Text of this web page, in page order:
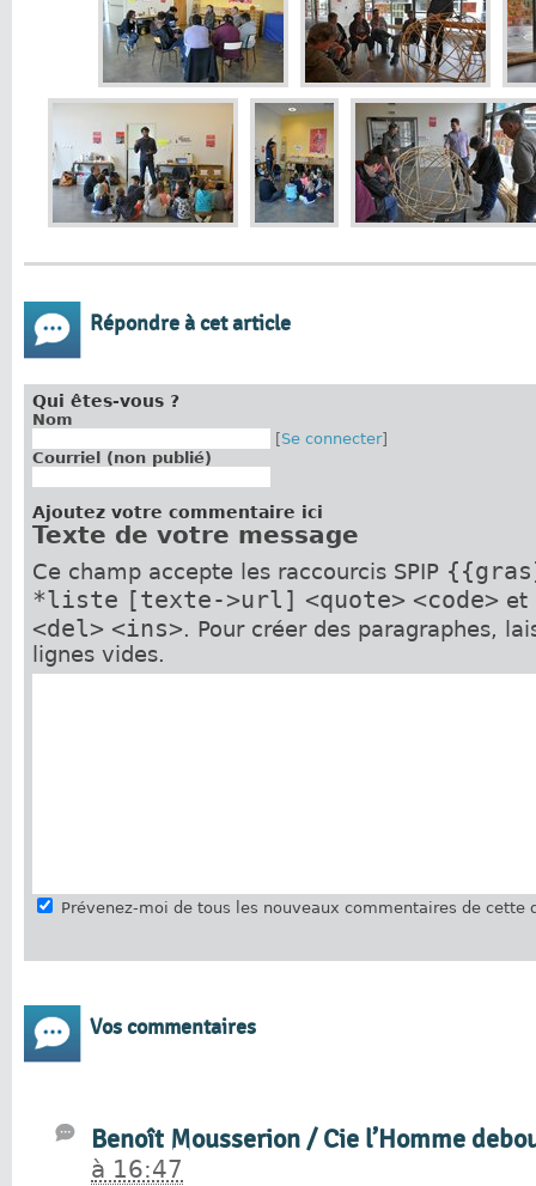
Répondre à cet article
Qui êtes-vous ?
Nom
[Se connecter]
Courriel (non publié)
Ajoutez votre commentaire ici
Texte de votre message
Ce champ accepte les raccourcis SPIP
*liste [texte->url] <quote> <code>et
<del> <ins>. Pour créer des paragraphes,
lignes vides.
Prévenez-moi de tous les nouveaux commentaires de cette
Vos commentaires
Benoît Mousserion / Cie l’Homme
à 16:47